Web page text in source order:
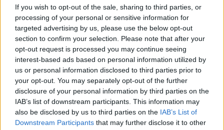
If you wish to opt-out of the sale, sharing to third parties, or
processing of your personal or sensitive information for
targeted advertising by us, please use the below opt-out
section to confirm your selection. Please note that after your
opt-out request is processed you may continue seeing
interest-based ads based on personal information utilized by
us or personal information disclosed to third parties prior to
your opt-out. You may separately opt-out of the further
disclosure of your personal information by third parties on the
IAB’s list of downstream participants. This information may
also be disclosed by us to third parties on the IAB’s List of
Downstream Participants that may further disclose it to other
Életünk során mindannyian kerülünk olyan
helyzetbe – általános-, középiskolai tanulmányok,
vagy egyetem befejezése után, munkahelyváltásnál,
stb., – amikor felmerül a kérdés bennünk: Hogyan
tovább? Ki vagyok? Mit tudok?
Ezekre és az ehhez hasonló kérdésekre azonban az
iskola nem ad választ, s nem készít fel a válaszra
sem. Nem ad tükröt. A tanulás, az ismeretanyag van
a fókuszban, de a gondolkodás, az önreflexió
háttérbe szorul.